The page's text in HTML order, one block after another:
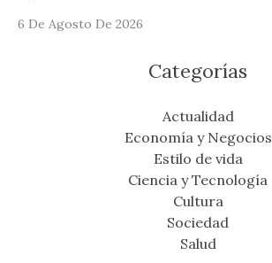
6 De Agosto De 2026
Categorías
Actualidad
Economía y Negocios
Estilo de vida
Ciencia y Tecnología
Cultura
Sociedad
Salud